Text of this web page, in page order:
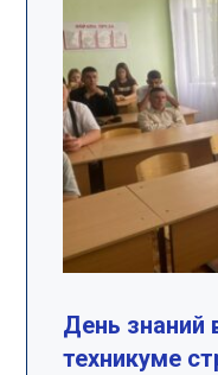
День знаний
техникуме